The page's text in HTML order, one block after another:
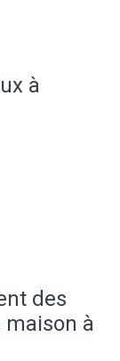
à
des
maison à